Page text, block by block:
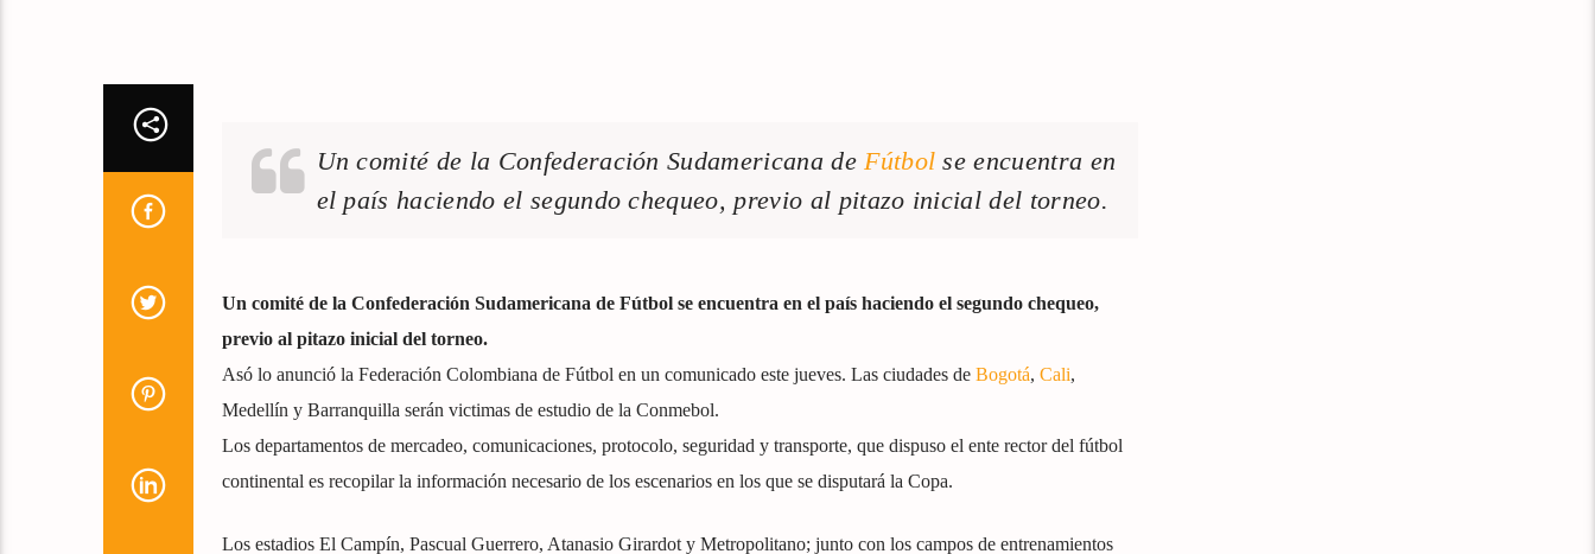
Un comité de la Confederación Sudamericana deFútbol se encuentra en
el país haciendo el segundo chequeo, previo al pitazo inicial del torneo.
Un comité de la Confederación Sudamericana de Fútbol se encuentra en el país haciendo el segundo chequeo,
previo al pitazo inicial del torneo.
Asó lo anunció la Federación Colombiana de Fútbol en un comunicado este jueves. Las ciudades de Bogotá, Cali,
Medellín y Barranquilla serán victimas de estudio de la Conmebol.
Los departamentos de mercadeo, comunicaciones, protocolo, seguridad y transporte, que dispuso el ente rector del fútbol
continental es recopilar la información necesario de los escenarios en los que se disputará la Copa.
Los estadios El Campín, Pascual Guerrero, Atanasio Girardot y Metropolitano; junto con los campos de entrenamientos